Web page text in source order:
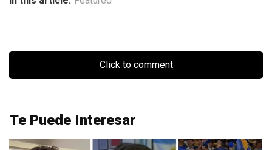
Click to comment
Te Puede Interesar